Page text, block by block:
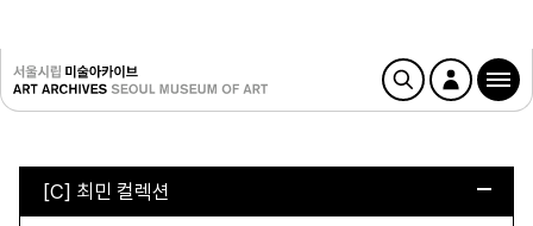
[C] 최민 컬렉션